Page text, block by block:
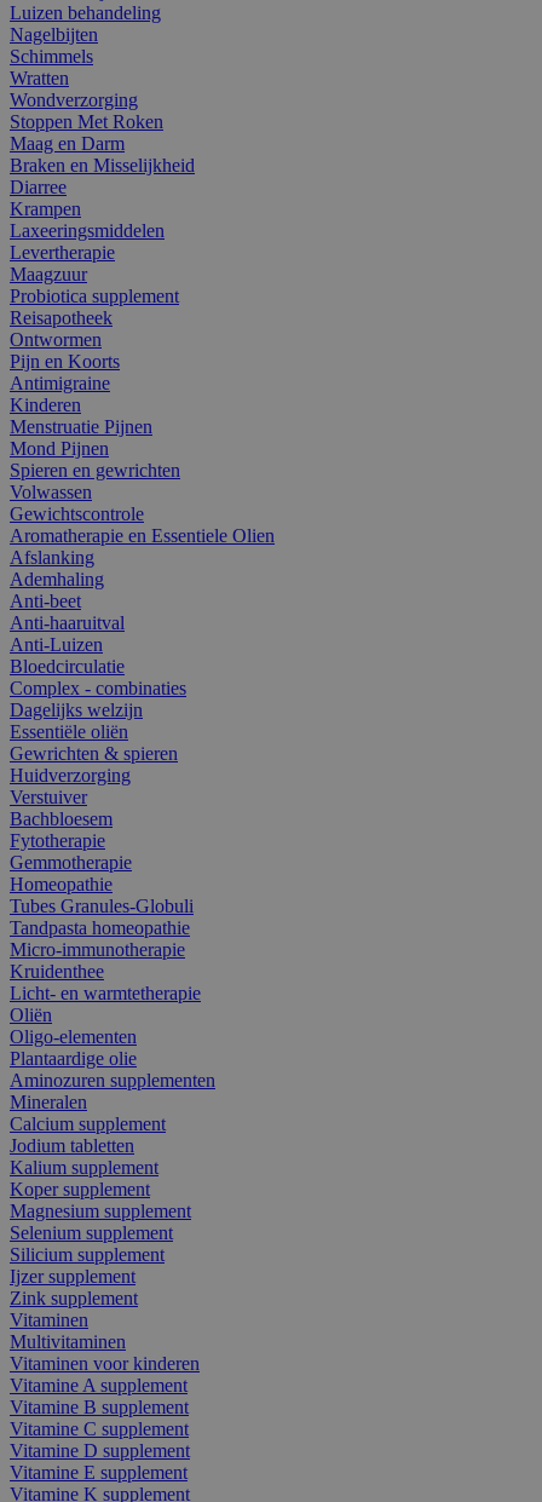
Luizen behandeling
Nagelbijten
Schimmels
Wratten
Wondverzorging
Stoppen Met Roken
Maag en Darm
Braken en Misselijkheid
Diarree
Krampen
Laxeeringsmiddelen
Levertherapie
Maagzuur
Probiotica supplement
Reisapotheek
Ontwormen
Pijn en Koorts
Antimigraine
Kinderen
Menstruatie Pijnen
Mond Pijnen
Spieren en gewrichten
Volwassen
Gewichtscontrole
Aromatherapie en Essentiele Olien
Afslanking
Ademhaling
Anti-beet
Anti-haaruitval
Anti-Luizen
Bloedcirculatie
Complex - combinaties
Dagelijks welzijn
Essentiële oliën
Gewrichten & spieren
Huidverzorging
Verstuiver
Bachbloesem
Fytotherapie
Gemmotherapie
Homeopathie
Tubes Granules-Globuli
Tandpasta homeopathie
Micro-immunotherapie
Kruidenthee
Licht- en warmtetherapie
Oliën
Oligo-elementen
Plantaardige olie
Aminozuren supplementen
Mineralen
Calcium supplement
Jodium tabletten
Kalium supplement
Koper supplement
Magnesium supplement
Selenium supplement
Silicium supplement
Ijzer supplement
Zink supplement
Vitaminen
Multivitaminen
Vitaminen voor kinderen
Vitamine A supplement
Vitamine B supplement
Vitamine C supplement
Vitamine D supplement
Vitamine E supplement
Vitamine K supplement